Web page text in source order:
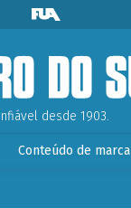
desde 1903.
Conteúdo de marca